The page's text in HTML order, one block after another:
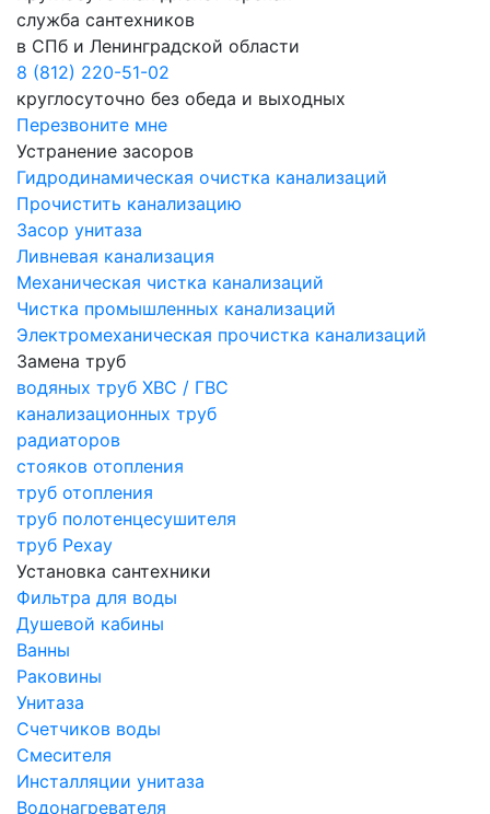
служба сантехников
в СПб и Ленинградской области
8 (812) 220-51-02
круглосуточно без обеда и выходных
Перезвоните мне
Устранение засоров
Гидродинамическая очистка канализаций
Прочистить канализацию
Засор унитаза
Ливневая канализация
Механическая чистка канализаций
Чистка промышленных канализаций
Электромеханическая прочистка канализаций
Замена труб
водяных труб ХВС / ГВС
канализационных труб
радиаторов
стояков отопления
труб отопления
труб полотенцесушителя
труб Рехау
Установка сантехники
Фильтра для воды
Душевой кабины
Ванны
Раковины
Унитаза
Счетчиков воды
Смесителя
Инсталляции унитаза
Водонагревателя